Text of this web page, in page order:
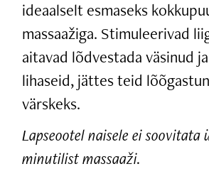
ideaalselt esmaseks
massaažiga. Stimuleerivad
aitavad lõdvestada väsinud
lihaseid, jättes teid
värskeks.
Lapseootel naisele ei soovitata
minutilist massaaži.